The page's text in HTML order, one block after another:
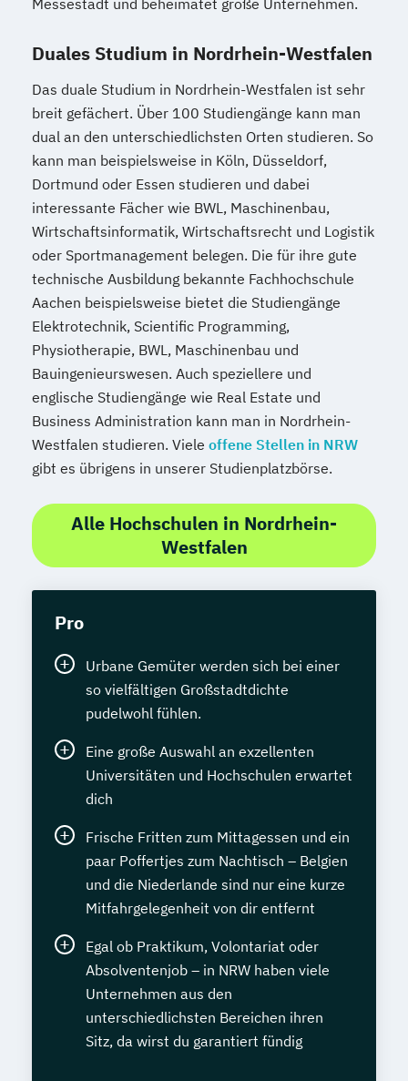
Messestadt und beheimatet große Unternehmen.
Duales Studium in Nordrhein-Westfalen
Das duale Studium in Nordrhein-Westfalen ist sehr
breit gefächert. Über 100 Studiengänge kann man
dual an den unterschiedlichsten Orten studieren. So
kann man beispielsweise in Köln, Düsseldorf,
Dortmund oder Essen studieren und dabei
interessante Fächer wie BWL, Maschinenbau,
Wirtschaftsinformatik, Wirtschaftsrecht und Logistik
oder Sportmanagement belegen. Die für ihre gute
technische Ausbildung bekannte Fachhochschule
Aachen beispielsweise bietet die Studiengänge
Elektrotechnik, Scientific Programming,
Physiotherapie, BWL, Maschinenbau und
Bauingenieurswesen. Auch speziellere und
englische Studiengänge wie Real Estate und
Business Administration kann man in Nordrhein-
Westfalen studieren. Viele offene Stellen in NRW
gibt es übrigens in unserer Studienplatzbörse.
Alle Hochschulen in Nordrhein-
Westfalen
Pro
Urbane Gemüter werden sich bei einer
so vielfältigen Großstadtdichte
pudelwohl fühlen.
Eine große Auswahl an exzellenten
Universitäten und Hochschulen erwartet
dich
Frische Fritten zum Mittagessen und ein
paar Poffertjes zum Nachtisch – Belgien
und die Niederlande sind nur eine kurze
Mitfahrgelegenheit von dir entfernt
Egal ob Praktikum, Volontariat oder
Absolventenjob – in NRW haben viele
Unternehmen aus den
unterschiedlichsten Bereichen ihren
Sitz, da wirst du garantiert fündig